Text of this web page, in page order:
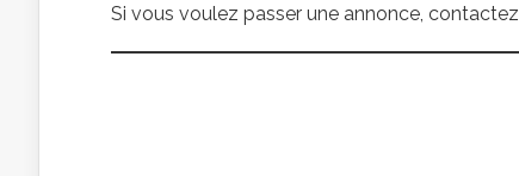
Si vous voulez passer une annonce, contactez